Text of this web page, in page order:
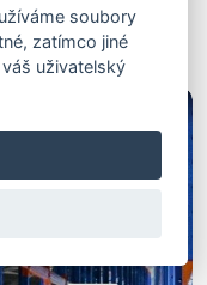
regály
soubory
zatímco jiné
uživatelský